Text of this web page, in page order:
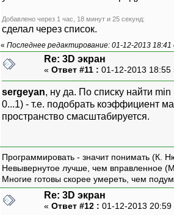
//
Добавлено через 1 час, 18 минут и 25 секунд:
сделал через список.
« Последнее редактирование: 01-12-2013
Re: 3D экран
« Ответ #11 : 01-12-2013
sergeyan, ну да. По списку найти
0...1) - т.е. подобрать коэффициент
пространство смасштабируется.
Программировать - значит понимать (К.
Невывернутое лучше, чем вправленное
Многие готовы скорее умереть, чем
Re: 3D экран
« Ответ #12 : 01-12-2013